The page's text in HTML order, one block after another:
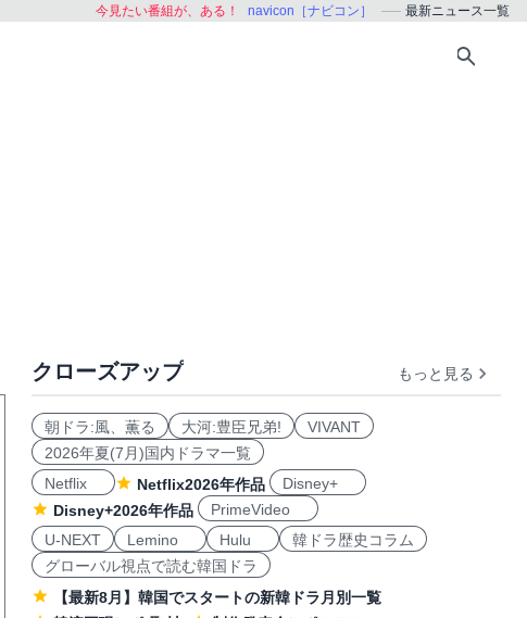
今見たい番組が、ある！ navicon［ナビコン］ 最新ニュース一覧
クローズアップ もっと見る
朝ドラ:風、薫る 大河:豊臣兄弟!
VIVANT
2026年夏(7月)国内ドラマ一覧
Netflix
Netflix2026年作品
Disney+
Disney+2026年作品
PrimeVideo
U-NEXT
Lemino Hulu
韓ドラ歴史コラム
グローバル視点で読む韓国ドラ
【最新8月】韓国でスタートの新韓ドラ月別一覧